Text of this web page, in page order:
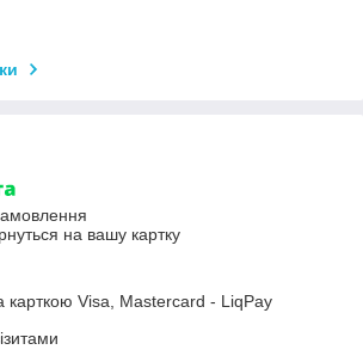
на вашу картку
карткою Visa, Mastercard - LiqPay